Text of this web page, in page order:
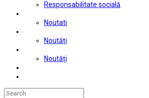
Responsabilitate socială
Noutati
Noutăți
Noutăți